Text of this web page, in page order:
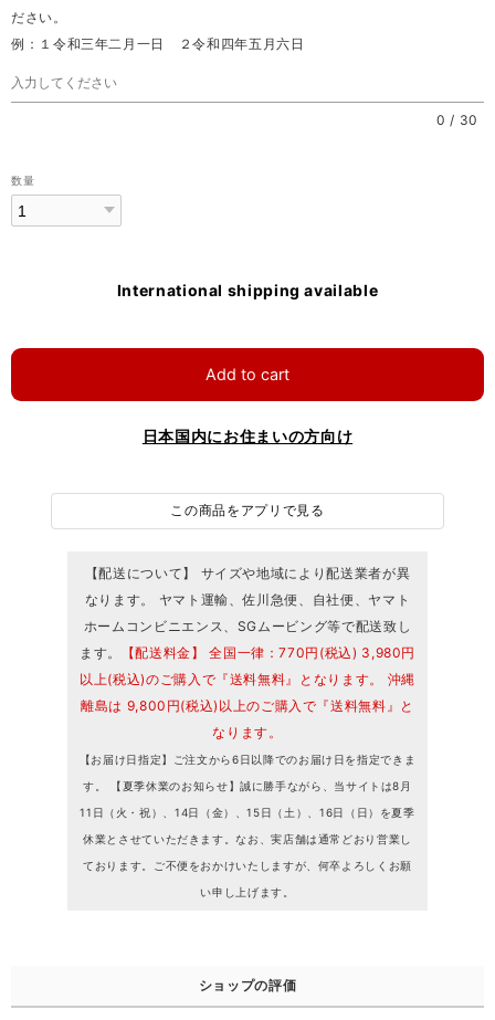
ださい。
例：１令和三年二月一日 ２令和四年五月六日
0 / 30
数量
International shipping available
Add to cart
日本国内にお住まいの方向け
この商品をアプリで見る
【配送について】 サイズや地域により配送業者が異
なります。 ヤマト運輸、佐川急便、自社便、ヤマト
ホームコンビニエンス、SGムービング等で配送致し
ます。
【配送料金】 全国一律：770円(税込) 3,980円
以上(税込)のご購入で『送料無料』となります。 沖縄
離島は 9,800円(税込)以上のご購入で『送料無料』と
なります。
【お届け日指定】ご注文から6日以降でのお届け日を指定できま
す。 【夏季休業のお知らせ】誠に勝手ながら、当サイトは8月
11日（火・祝）、14日（金）、15日（土）、16日（日）を夏季
休業とさせていただきます。なお、実店舗は通常どおり営業し
ております。ご不便をおかけいたしますが、何卒よろしくお願
い申し上げます。
ショップの評価